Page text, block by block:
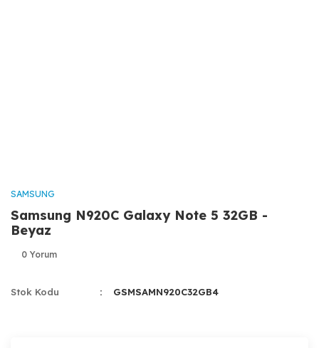
SAMSUNG
Samsung N920C Galaxy Note 5 32GB -
Beyaz
0 Yorum
Stok Kodu GSMSAMN920C32GB4